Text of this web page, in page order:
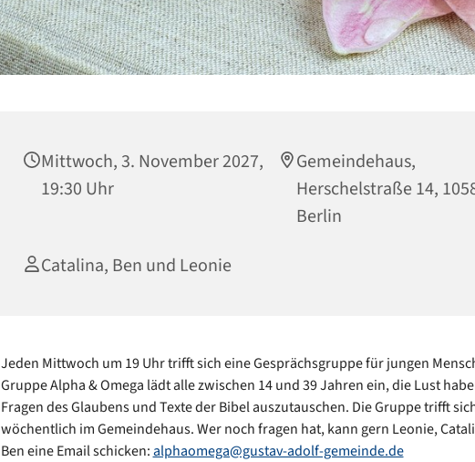
Mittwoch, 3. November 2027,
19:30 Uhr
Gemeindehaus,
Herschelstraße 14,
Berlin
Catalina, Ben und Leonie
Jeden Mittwoch um 19 Uhr trifft sich eine Gesprächsgruppe für jungen
Gruppe Alpha & Omega lädt alle zwischen 14 und 39 Jahren ein, die Lust
Fragen des Glaubens und Texte der Bibel auszutauschen. Die Gruppe trifft
wöchentlich im Gemeindehaus. Wer noch fragen hat, kann gern Leonie,
Ben eine Email schicken:alphaomega@gustav-adolf-gemeinde.de